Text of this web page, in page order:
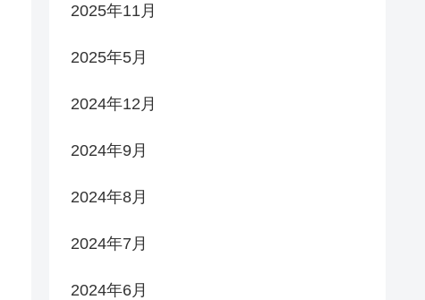
2025年11月
2025年5月
2024年12月
2024年9月
2024年8月
2024年7月
2024年6月